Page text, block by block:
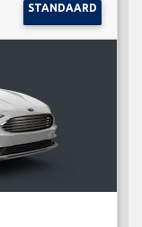
STANDAARD